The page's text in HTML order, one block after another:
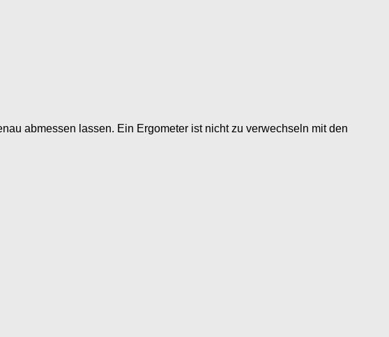
abmessen lassen. Ein Ergometer ist nicht zu verwechseln mit den